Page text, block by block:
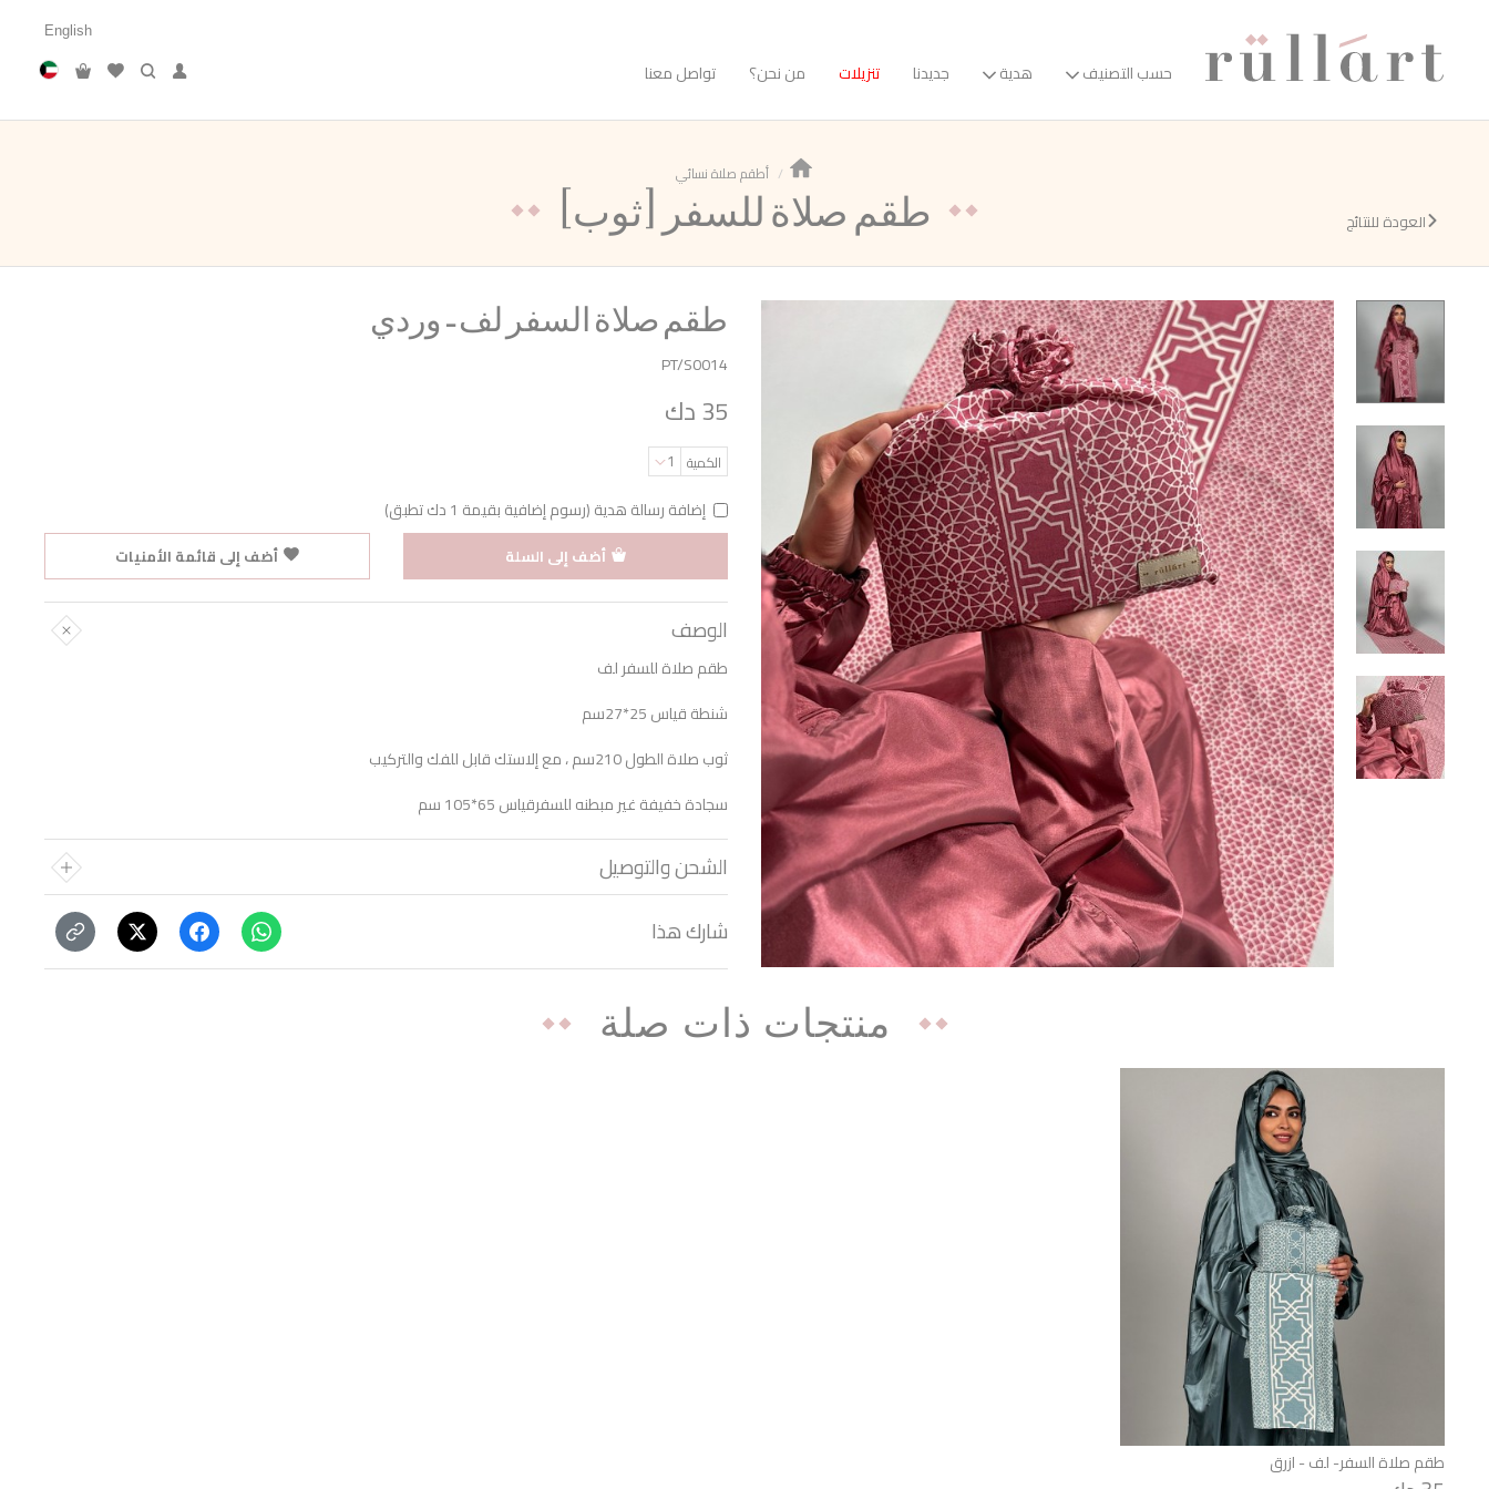
حسب التصنيف هدية جديدنا تنزيلات من نحن؟ تواصل معنا
English
أطقم صلاة نسائي
(طقم صلاة للسفر (ثوب العودة للنتائج
طقم صلاة السفر لف - وردي
PT/S0014
35 دك
الكمية 1
إضافة رسالة هدية (رسوم إضافية بقيمة 1 دك تطبق)
أضف إلى السلة أضف إلى قائمة الأمنيات
الوصف
طقم صلاة للسفر لف
شنطة قياس 25*27سم
ثوب صلاة الطول 210سم ، مع إلاستك قابل للفك والتركيب
سجادة خفيفة غير مبطنه للسفرقياس 65*105 سم
الشحن والتوصيل
شارك هذا
منتجات ذات صلة
طقم صلاة السفر- لف - ازرق